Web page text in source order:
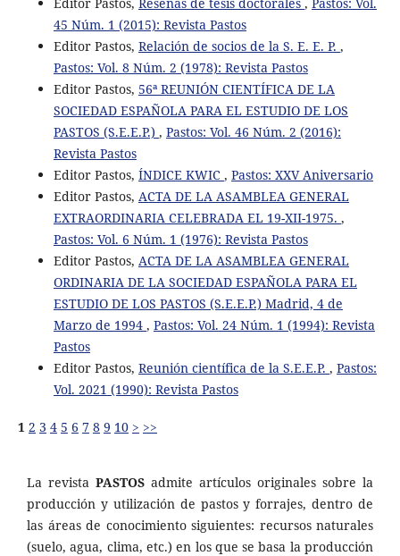
45 Núm. 1 (2015): Revista Pastos
Editor Pastos, Relación de socios de la S. E. E. P. ,
Pastos: Vol. 8 Núm. 2 (1978): Revista Pastos
Editor Pastos, 56ª REUNIÓN CIENTÍFICA DE LA
SOCIEDAD ESPAÑOLA PARA EL ESTUDIO DE LOS
PASTOS (S.E.E.P.) , Pastos: Vol. 46 Núm. 2 (2016):
Revista Pastos
Editor Pastos, ÍNDICE KWIC , Pastos: XXV Aniversario
Editor Pastos, ACTA DE LA ASAMBLEA GENERAL
EXTRAORDINARIA CELEBRADA EL 19-XII-1975. ,
Pastos: Vol. 6 Núm. 1 (1976): Revista Pastos
Editor Pastos, ACTA DE LA ASAMBLEA GENERAL
ORDINARIA DE LA SOCIEDAD ESPAÑOLA PARA EL
ESTUDIO DE LOS PASTOS (S.E.E.P.) Madrid, 4 de
Marzo de 1994 , Pastos: Vol. 24 Núm. 1 (1994): Revista
Pastos
Editor Pastos, Reunión científica de la S.E.E.P. , Pastos:
Vol. 2021 (1990): Revista Pastos
1 2 3 4 5 6 7 8 9 10 > >>
La revista PASTOS admite artículos originales sobre la
producción y utilización de pastos y forrajes, dentro de
las áreas de conocimiento siguientes: recursos naturales
(suelo, agua, clima, etc.) en los que se basa la producción